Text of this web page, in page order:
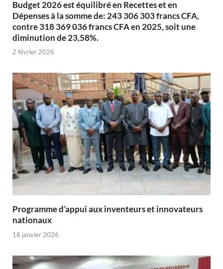
Budget 2026 est équilibré en Recettes et en
Dépenses à la somme de: 243 306 303 francs CFA,
contre 318 369 036 francs CFA en 2025, soit une
diminution de 23,58%.
2 février 2026
Programme d’appui aux inventeurs et innovateurs
nationaux
18 janvier 2026